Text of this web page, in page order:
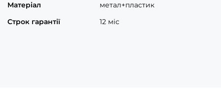
Матеріал
метал+пластик
Строк гарантії
12 міс